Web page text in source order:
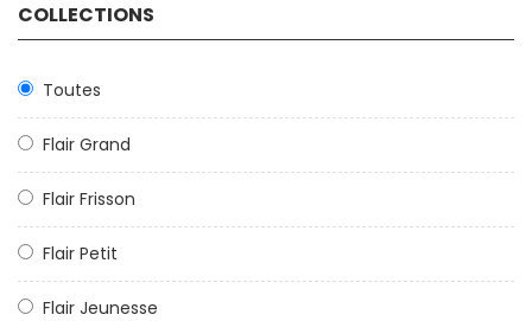
COLLECTIONS
Toutes
Flair Grand
Flair Frisson
Flair Petit
Flair Jeunesse